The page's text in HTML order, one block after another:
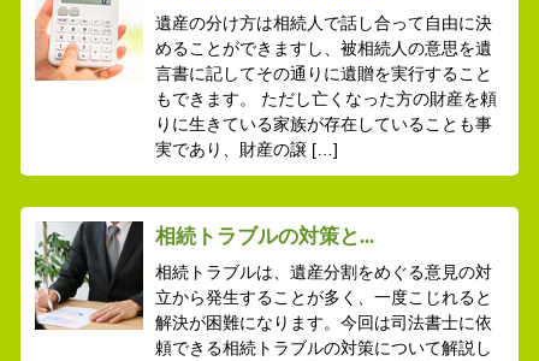
遺産の分け方は相続人で話し合って自由に決
めることができますし、被相続人の意思を遺
言書に記してその通りに遺贈を実行すること
もできます。 ただし亡くなった方の財産を頼
りに生きている家族が存在していることも事
実であり、財産の譲 […]
相続トラブルの対策と...
相続トラブルは、遺産分割をめぐる意見の対
立から発生することが多く、一度こじれると
解決が困難になります。今回は司法書士に依
頼できる相続トラブルの対策について解説し